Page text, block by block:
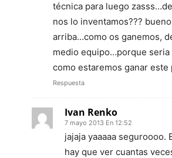
técnica para luego
nos lo inventamos???
arriba…como os ganemos,
medio equipo…porque seria
como estaremos ganar
Respuesta
Ivan Renko
7 mayo 2013 En 12:52
jajaja yaaaaa seguroooo.
hay que ver cuantas